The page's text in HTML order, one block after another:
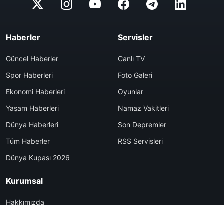
Haberler
Güncel Haberler
Spor Haberleri
Ekonomi Haberleri
Yaşam Haberleri
Dünya Haberleri
Tüm Haberler
Dünya Kupası 2026
Servisler
Canlı TV
Foto Galeri
Oyunlar
Namaz Vakitleri
Son Depremler
RSS Servisleri
Kurumsal
Hakkımızda